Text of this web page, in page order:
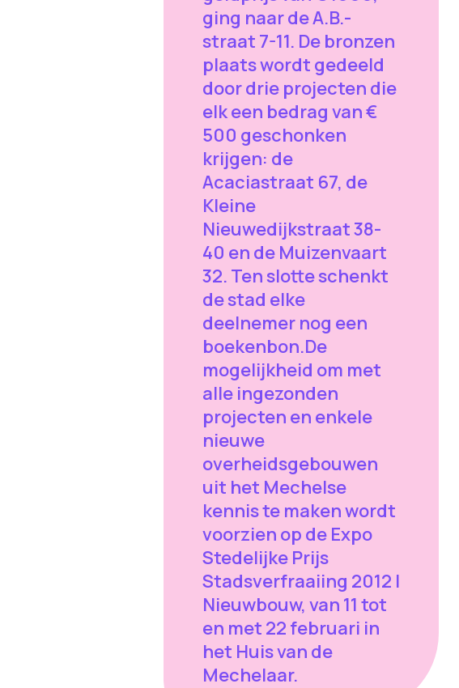
ging naar de A.B.-
straat 7-11. De bronzen
plaats wordt gedeeld
door drie projecten die
elk een bedrag van €
500 geschonken
krijgen: de
Acaciastraat 67, de
Kleine
Nieuwedijkstraat 38-
40 en de Muizenvaart
32. Ten slotte schenkt
de stad elke
deelnemer nog een
boekenbon.De
mogelijkheid om met
alle ingezonden
projecten en enkele
nieuwe
overheidsgebouwen
uit het Mechelse
kennis te maken wordt
voorzien op de Expo
Stedelijke Prijs
Stadsverfraaiing 2012 |
Nieuwbouw, van 11 tot
en met 22 februari in
het Huis van de
Mechelaar.